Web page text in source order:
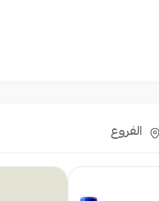
الفروع